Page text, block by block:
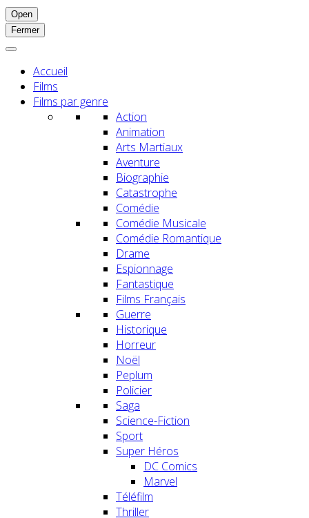
Open
Fermer
Accueil
Films
Films par genre
Action
Animation
Arts Martiaux
Aventure
Biographie
Catastrophe
Comédie
Comédie Musicale
Comédie Romantique
Drame
Espionnage
Fantastique
Films Français
Guerre
Historique
Horreur
Noël
Peplum
Policier
Saga
Science-Fiction
Sport
Super Héros
DC Comics
Marvel
Téléfilm
Thriller